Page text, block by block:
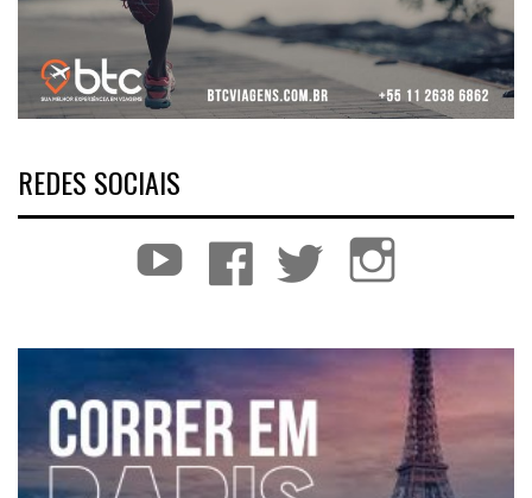
REDES SOCIAIS
YouTube Facebook Twitter